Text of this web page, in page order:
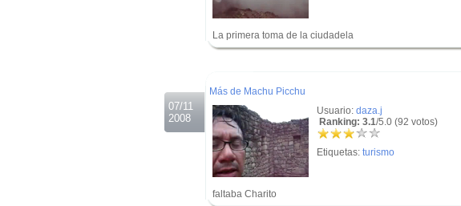
La primera toma de la ciudadela
07/11
2008
Más de Machu Picchu
Usuario: daza.j
Ranking: 3.1/5.0 (92 votos)
Etiquetas: turismo
faltaba Charito